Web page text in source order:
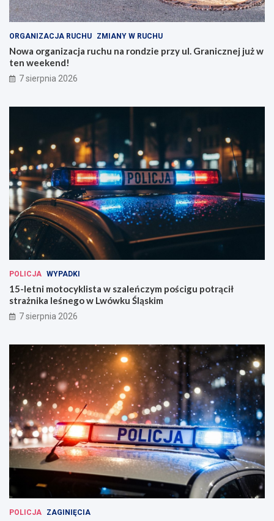
ORGANIZACJA RUCHU ZMIANY W RUCHU
Nowa organizacja ruchu na rondzie przy ul. Granicznej już w
ten weekend!
7 sierpnia 2026
POLICJA WYPADKI
15-letni motocyklista w szaleńczym pościgu potrącił
strażnika leśnego w Lwówku Śląskim
7 sierpnia 2026
POLICJA ZAGINIĘCIA